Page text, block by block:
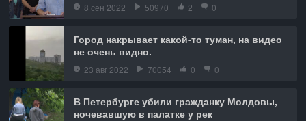
8 сен 2022 50970 2 0
Город накрывает какой-то туман, на видео
не очень видно.
23 авг 2022 70054 0 0
В Петербурге убили гражданку Молдовы,
ночевавшую в палатке у рек